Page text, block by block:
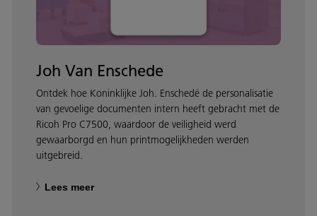
Joh Van Enschede
Ontdek hoe Koninklijke Joh. Enschedé de personalisatie
van gevoelige documenten intern heeft gebracht met de
Ricoh Pro C7500, waardoor de veiligheid werd
gewaarborgd en hun printmogelijkheden werden
uitgebreid.
Lees meer